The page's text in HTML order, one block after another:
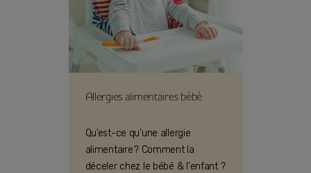
Allergies alimentaires bébé
Qu’est-ce qu’une allergie
alimentaire ? Comment la
déceler chez le bébé & l'enfant ?